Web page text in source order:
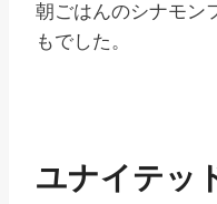
朝ごはんのシナモン
もでした。
ユナイテッ